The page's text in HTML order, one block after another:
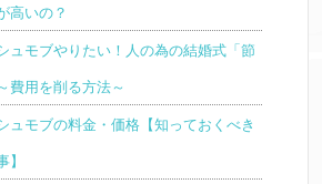
高いの？
ュモブやりたい！人の為の結婚式「節
費用を削る方法～
ュモブの料金・価格【知っておくべき
】